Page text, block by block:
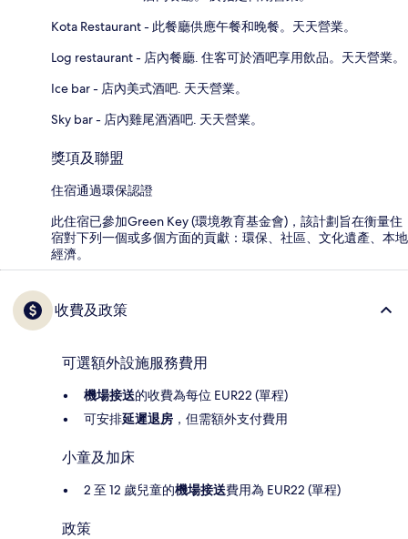
Kota Restaurant - 此餐廳供應午餐和晚餐。天天營業。
Log restaurant - 店內餐廳. 住客可於酒吧享用飲品。天天營業。
Ice bar - 店內美式酒吧. 天天營業。
Sky bar - 店內雞尾酒酒吧. 天天營業。
獎項及聯盟
住宿通過環保認證
此住宿已參加Green Key (環境教育基金會)，該計劃旨在衡量住
宿對下列一個或多個方面的貢獻：環保、社區、文化遺產、本地
經濟。
收費及政策
可選額外設施服務費用
機場接送的收費為每位 EUR22 (單程)
可安排延遲退房 ，但需額外支付費用
小童及加床
2 至 12 歲兒童的機場接送費用為 EUR22 (單程)
政策